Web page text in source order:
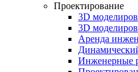
Проектирование
3D
3D
Аренда
Инженерные